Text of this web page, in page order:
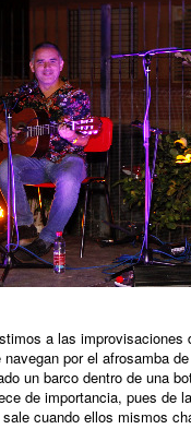
a las improvisaciones
por el afrosamba
un barco dentro de una
de importancia, pues de
cuando ellos mismos